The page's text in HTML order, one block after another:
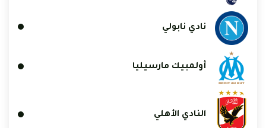
نادي نابولي
أولمبيك مارسيليا
النادي الأهلي